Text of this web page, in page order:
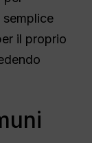
semplice
il proprio